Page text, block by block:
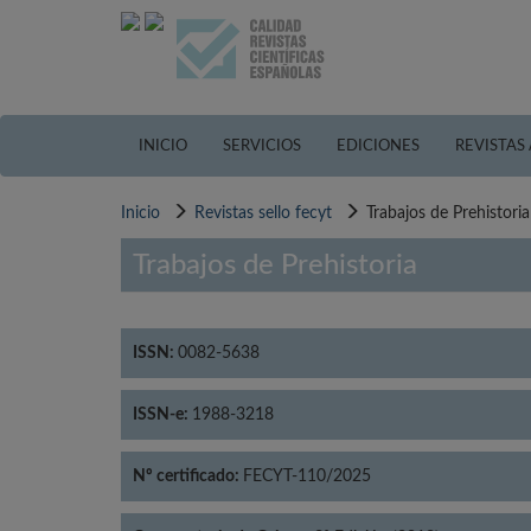
INICIO SERVICIOS EDICIONES
Inicio Revistas sello fecyt Trabajos de Prehistoria
Trabajos de Prehistoria
ISSN: 0082-5638
ISSN-e: 1988-3218
Nº certificado: FECYT-110/2025